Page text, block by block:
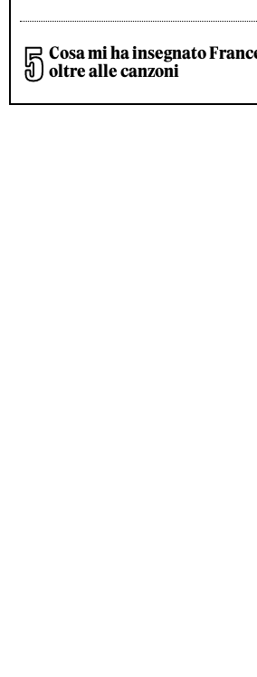
Cosa mi ha insegnato
oltre alle canzoni